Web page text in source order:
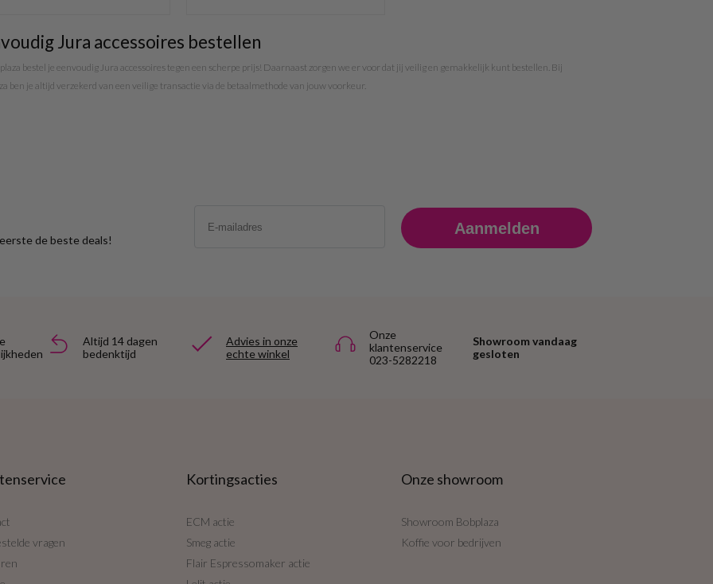
Jura accessoires bestellen
bestel je eenvoudig Jura accessoires tegen een scherpe prijs! Daarnaast zorgen we er voor dat jij veilig en gemakkelijk kunt bestellen. Bij
ben je altijd verzekerd van een veilige transactie via de betaalmethode van jouw voorkeur.
de beste deals!
Aanmelden
Altijd 14 dagen
bedenktijd
Advies in onze
echte winkel
Onze
klantenservice
023-5282218
Showroom vandaag
gesloten
vragen
Kortingsacties
ECM actie
Smeg actie
Flair Espressomaker actie
Onze showroom
Showroom Bobplaza
Koffie voor bedrijven